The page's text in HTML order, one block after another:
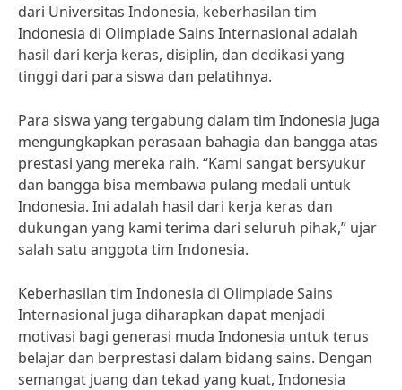
dari Universitas Indonesia, keberhasilan tim
Indonesia di Olimpiade Sains Internasional adalah
hasil dari kerja keras, disiplin, dan dedikasi yang
tinggi dari para siswa dan pelatihnya.
Para siswa yang tergabung dalam tim Indonesia juga
mengungkapkan perasaan bahagia dan bangga atas
prestasi yang mereka raih. “Kami sangat bersyukur
dan bangga bisa membawa pulang medali untuk
Indonesia. Ini adalah hasil dari kerja keras dan
dukungan yang kami terima dari seluruh pihak,” ujar
salah satu anggota tim Indonesia.
Keberhasilan tim Indonesia di Olimpiade Sains
Internasional juga diharapkan dapat menjadi
motivasi bagi generasi muda Indonesia untuk terus
belajar dan berprestasi dalam bidang sains. Dengan
semangat juang dan tekad yang kuat, Indonesia